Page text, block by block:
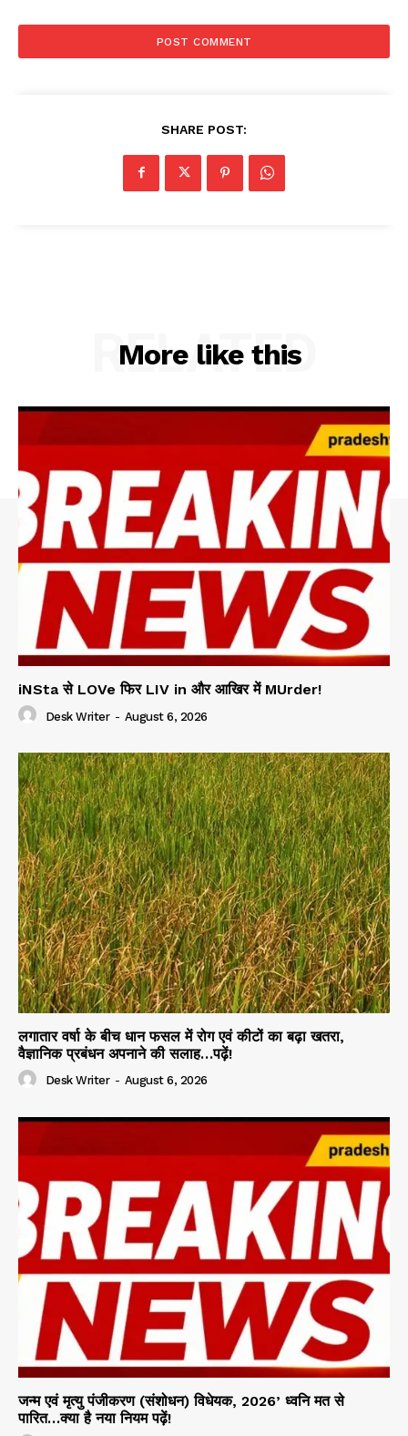
SHARE POST:
More like this
RELATED
iNSta से LOVe फिर LIV in और आखिर में MUrder!
Desk Writer - August 6, 2026
लगातार वर्षा के बीच धान फसल में रोग एवं कीटों का बढ़ा खतरा,
वैज्ञानिक प्रबंधन अपनाने की सलाह…पढ़ें!
Desk Writer - August 6, 2026
जन्म एवं मृत्यु पंजीकरण (संशोधन) विधेयक, 2026’ ध्वनि मत से
पारित…क्या है नया नियम पढ़ें!